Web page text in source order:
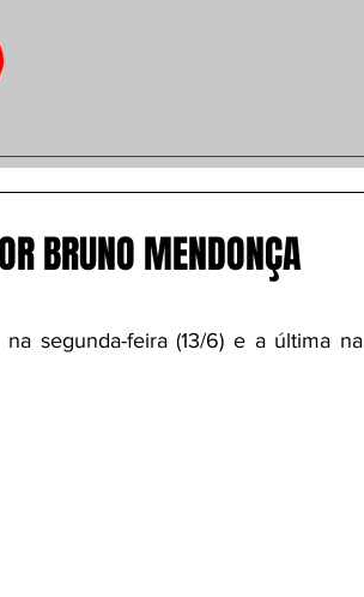
BRUNO MENDONÇA
segunda-feira (13/6) e a última na